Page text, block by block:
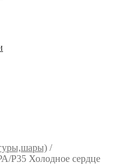
/
P35 Холодное сердце